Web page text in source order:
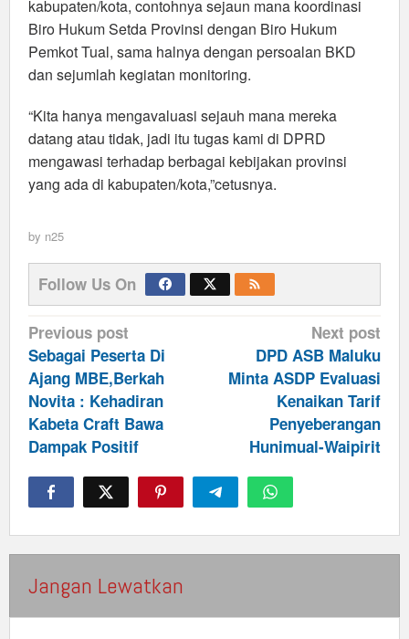
kabupaten/kota, contohnya sejaun mana koordinasi
Biro Hukum Setda Provinsi dengan Biro Hukum
Pemkot Tual, sama halnya dengan persoalan BKD
dan sejumlah kegiatan monitoring.
“Kita hanya mengavaluasi sejauh mana mereka
datang atau tidak, jadi itu tugas kami di DPRD
mengawasi terhadap berbagai kebijakan provinsi
yang ada di kabupaten/kota,”cetusnya.
by n25
Follow Us On
Post
navigation
Previous post
Sebagai Peserta Di
Ajang MBE,Berkah
Novita : Kehadiran
Kabeta Craft Bawa
Dampak Positif
Next post
DPD ASB Maluku
Minta ASDP Evaluasi
Kenaikan Tarif
Penyeberangan
Hunimual-Waipirit
Jangan Lewatkan